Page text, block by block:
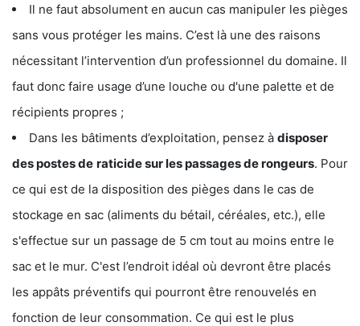
Il ne faut absolument en aucun cas manipuler les pièges
sans vous protéger les mains. C’est là une des raisons
nécessitant l’intervention d’un professionnel du domaine. Il
faut donc faire usage d’une louche ou d'une palette et de
récipients propres ;
Dans les bâtiments d’exploitation, pensez à disposer
des postes de raticide sur les passages de rongeurs. Pour
ce qui est de la disposition des pièges dans le cas de
stockage en sac (aliments du bétail, céréales, etc.), elle
s'effectue sur un passage de 5 cm tout au moins entre le
sac et le mur. C'est l’endroit idéal où devront être placés
les appâts préventifs qui pourront être renouvelés en
fonction de leur consommation. Ce qui est le plus